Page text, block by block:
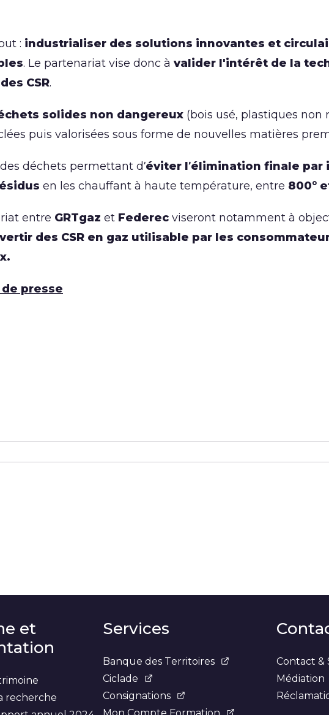
: industrialiser des solutions innovantes et
. Le partenariat vise donc à valider l'intérêt de la
CSR.
solides non dangereux (bois usé, plastiques non
puis valorisées sous forme de nouvelles matières
des déchets permettant d’éviter l’élimination finale
en les chauffant à haute température, entre 800°
entre GRTgaz et Federec viseront notamment à
des CSR en gaz utilisable par les
presse
LinkedIn
surX
surFacebook
sur Courriel
et
recherche
Services
Banque des Territoires
Ciclade
Consignations
Contact &
Médiation